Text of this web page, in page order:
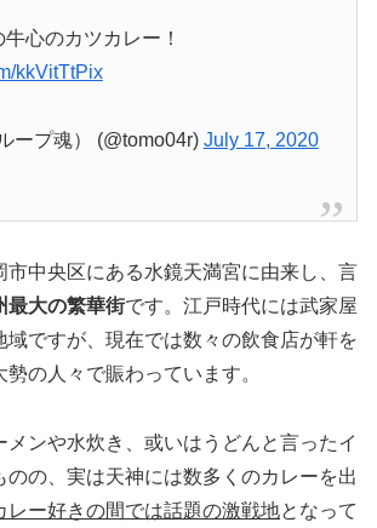
心のカツカレー！
kkVitTtPix
ープ魂） (@tomo04r) July 17, 2020
市中央区にある水鏡天満宮に由来し、言
最大の繁華街です。江戸時代には武家屋
域ですが、現在では数々の飲食店が軒を
の人々で賑わっています。
メンや水炊き、或いはうどんと言ったイ
のの、実は天神には数多くのカレーを出
レー好きの間では話題の激戦地となって